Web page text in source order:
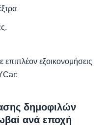
επιπλέον εξοικονομήσεις
δημοφιλών
ανά εποχή